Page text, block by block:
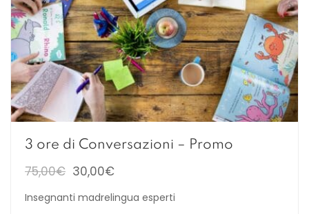
3 ore di Conversazioni – Promo
75,00€ 30,00€
Insegnanti madrelingua esperti